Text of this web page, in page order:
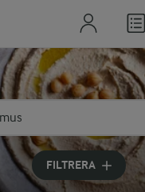
eller ingrediens
att få förslag
FILTRERA